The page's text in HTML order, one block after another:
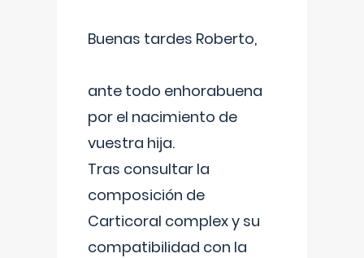
Buenas tardes Roberto,
ante todo enhorabuena
por el nacimiento de
vuestra hija.
Tras consultar la
composición de
Carticoral complex y su
compatibilidad con la